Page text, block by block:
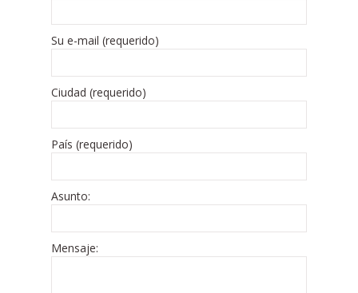
Su e-mail (requerido)
Ciudad (requerido)
País (requerido)
Asunto:
Mensaje: